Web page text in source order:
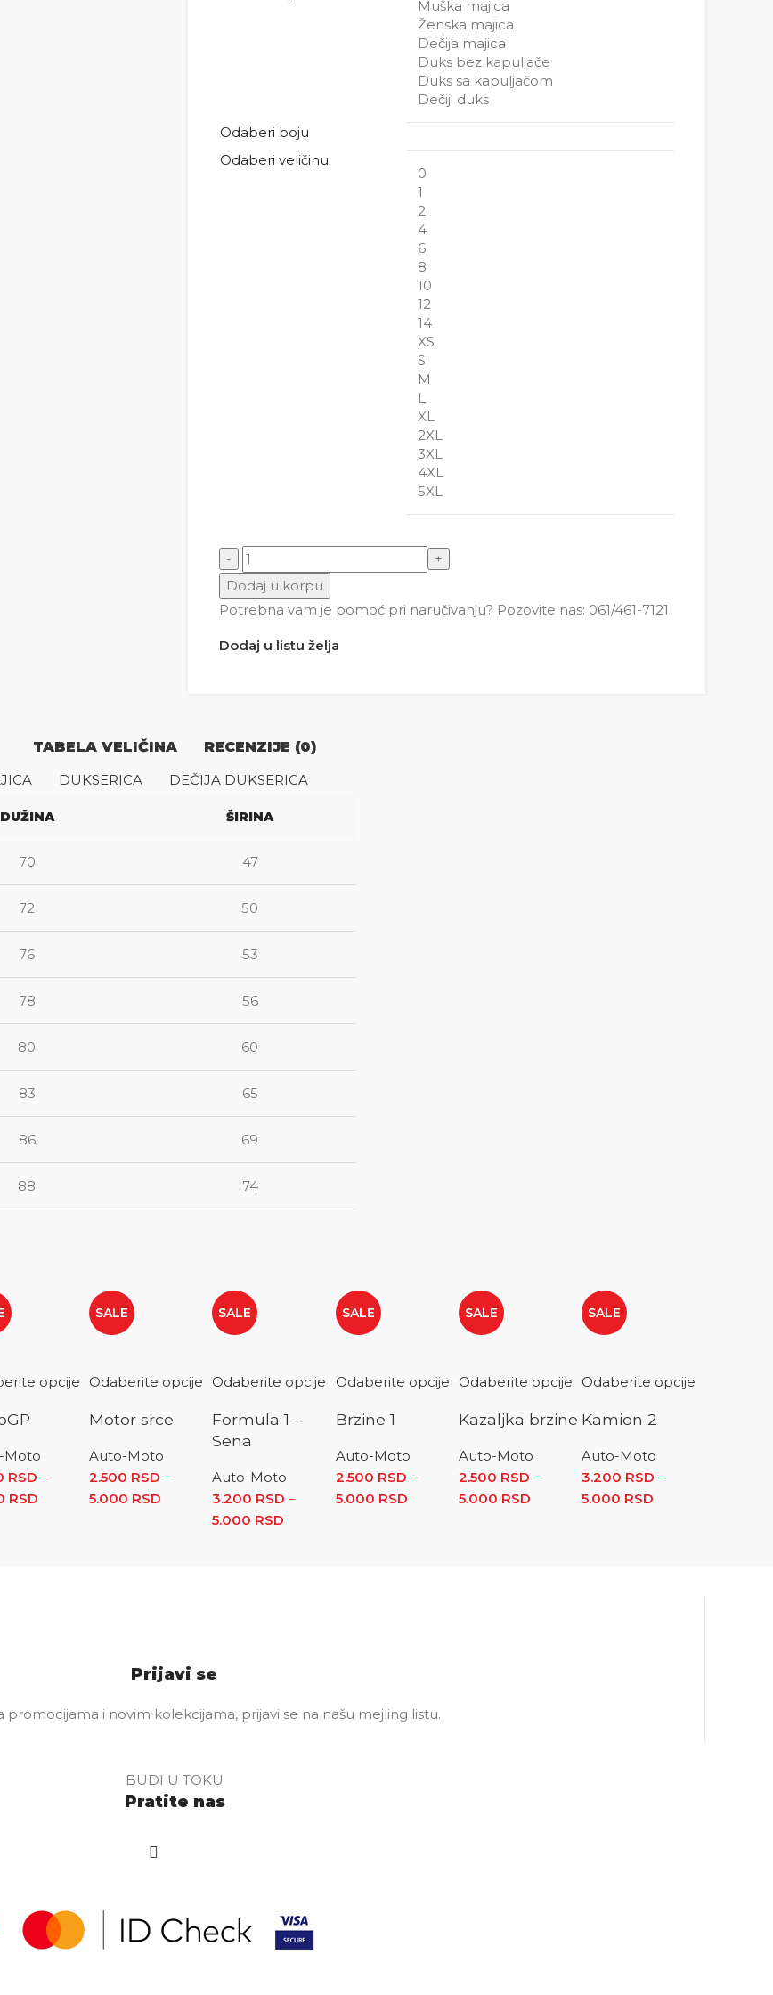
Muška majica
Ženska majica
Dečija majica
Duks bez kapuljače
Duks sa kapuljačom
Dečiji duks
Odaberi boju
Odaberi veličinu
0
1
2
4
6
8
10
12
14
XS
S
M
L
XL
2XL
3XL
4XL
5XL
Fića 1 količina
Dodaj u korpu
Potrebna vam je pomoć pri naručivanju? Pozovite nas: 061/461-7121
Dodaj u listu želja
TABELA VELIČINA
RECENZIJE (0)
DUKSERICA DEČIJA DUKSERICA
DUŽINA ŠIRINA
70 47
72 50
76 53
78 56
80 60
83 65
86 69
88 74
od 2.500 RSD do 5.000 RSD
opcije
Moto
RSD –
RSD Raspon cena: od 2.500 RSD do 5.000 RSD
SALE
Odaberite opcije
Motor srce
Auto-Moto
2.500 RSD –
5.000 RSD Raspon cena: od 2.500 RSD do 5.000 RSD
SALE
Odaberite opcije
Formula 1 –
Sena
Auto-Moto
3.200 RSD –
5.000 RSD
SALE
Odaberite opcije
Brzine 1
Auto-Moto
2.500 RSD –
5.000 RSD Raspon cena: od 2.500 RSD do 5.000 RSD
SALE
Odaberite opcije
Kazaljka brzine
Auto-Moto
2.500 RSD –
5.000 RSD Raspon cena: od
SALE
Odaberite opcije
Kamion 2
Auto-Moto
3.200 RSD –
5.000 RSD
Prijavi se
promocijama i novim kolekcijama, prijavi se na našu mejling listu.
BUDI U TOKU
Pratite nas